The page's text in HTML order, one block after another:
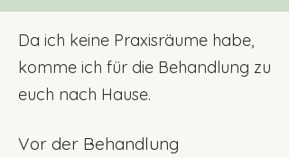
Da ich keine Praxisräume habe,
komme ich für die Behandlung zu
euch nach Hause.
Vor der Behandlung